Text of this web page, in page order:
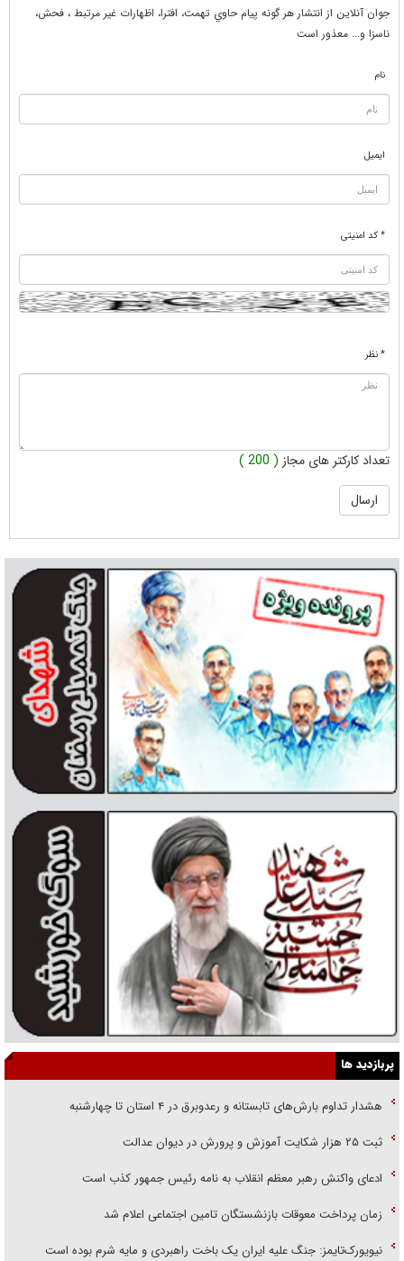
جوان آنلاين از انتشار هر گونه پيام حاوي تهمت، افترا، اظهارات غير مرتبط ، فحش،
ناسزا و... معذور است
نام
ایمیل
* کد امنیتی
* نظر
تعداد کارکتر های مجاز ( 200 )
پربازدید ها
هشدار تداوم بارش‌های تابستانه و رعدوبرق در ۴ استان تا چهارشنبه
ثبت ۲۵ هزار شکایت آموزش و پرورش در دیوان عدالت
ادعای واکنش رهبر معظم انقلاب به نامه رئیس جمهور کذب است
زمان پرداخت معوقات بازنشستگان تامین اجتماعی اعلام شد
نیویورک‌تایمز: جنگ علیه ایران یک باخت راهبردی و مایه شرم بوده است